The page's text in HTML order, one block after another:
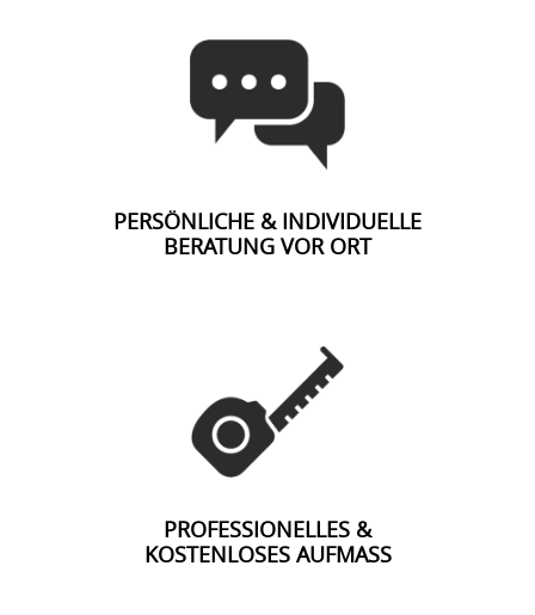
PERSÖNLICHE & INDIVIDUELLE
BERATUNG VOR ORT
PROFESSIONELLES &
KOSTENLOSES AUFMASS